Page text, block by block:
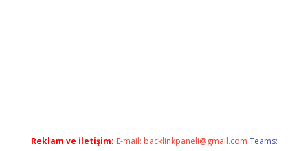
Reklam ve İletişim: E-mail: backlinkpaneli@gmail.com Teams: